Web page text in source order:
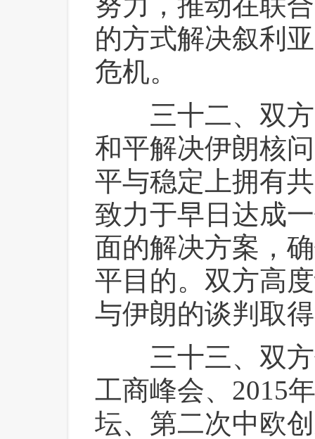
的方式解决叙利
危机。
三十二、双方
和平解决伊朗核
平与稳定上拥有
致力于早日达成
面的解决方案，
平目的。双方高
与伊朗的谈判取
三十三、双方
工商峰会、2015
坛、第二次中欧